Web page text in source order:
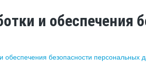
и
обеспечения безопасности персональных